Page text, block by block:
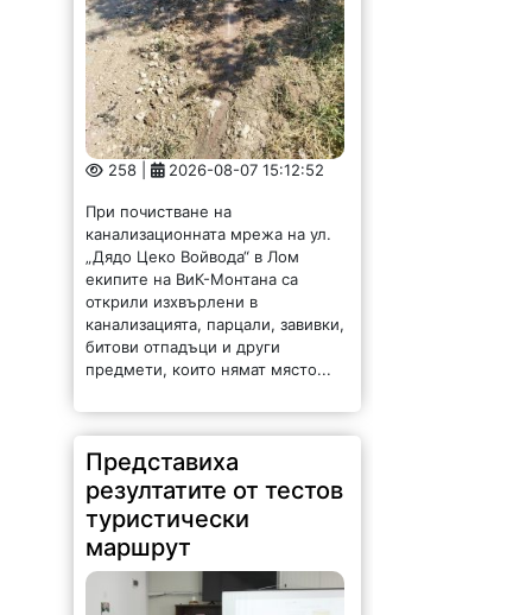
258 | 2026-08-07 15:12:52
При почистване на
канализационната мрежа на ул.
„Дядо Цеко Войвода“ в Лом
екипите на ВиК-Монтана са
открили изхвърлени в
канализацията, парцали, завивки,
битови отпадъци и други
предмети, които нямат място...
Представиха
резултатите от тестов
туристически
маршрут